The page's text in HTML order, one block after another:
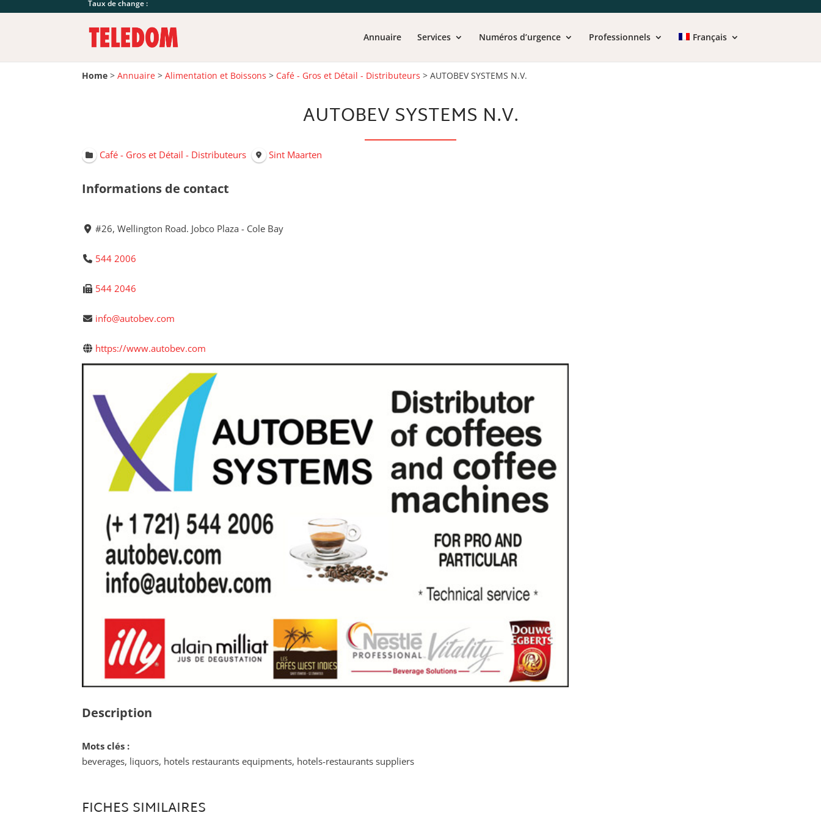
Taux de change :
Annuaire Services Numéros d’urgence Professionnels Français
Home >Annuaire >Alimentation et Boissons > Café - Gros et Détail - Distributeurs >AUTOBEV SYSTEMS N.V.
AUTOBEV SYSTEMS N.V.
Café - Gros et Détail - Distributeurs Sint Maarten
Informations de contact
#26, Wellington Road. Jobco Plaza - Cole Bay
544 2006
544 2046
info@autobev.com
https://www.autobev.com
Description
Mots clés :
beverages, liquors, hotels restaurants equipments, hotels-restaurants suppliers
FICHES SIMILAIRES